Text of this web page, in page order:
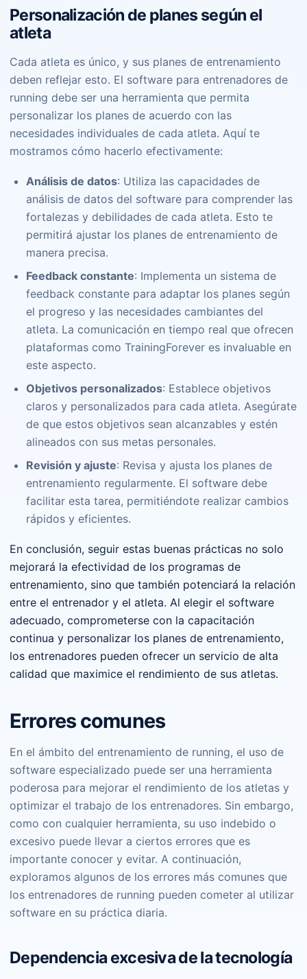
Personalización de planes según el
atleta
Cada atleta es único, y sus planes de entrenamiento
deben reflejar esto. El software para entrenadores de
running debe ser una herramienta que permita
personalizar los planes de acuerdo con las
necesidades individuales de cada atleta. Aquí te
mostramos cómo hacerlo efectivamente:
Análisis de datos: Utiliza las capacidades de
análisis de datos del software para comprender las
fortalezas y debilidades de cada atleta. Esto te
permitirá ajustar los planes de entrenamiento de
manera precisa.
Feedback constante: Implementa un sistema de
feedback constante para adaptar los planes según
el progreso y las necesidades cambiantes del
atleta. La comunicación en tiempo real que ofrecen
plataformas como TrainingForever es invaluable en
este aspecto.
Objetivos personalizados: Establece objetivos
claros y personalizados para cada atleta. Asegúrate
de que estos objetivos sean alcanzables y estén
alineados con sus metas personales.
Revisión y ajuste: Revisa y ajusta los planes de
entrenamiento regularmente. El software debe
facilitar esta tarea, permitiéndote realizar cambios
rápidos y eficientes.
En conclusión, seguir estas buenas prácticas no solo
mejorará la efectividad de los programas de
entrenamiento, sino que también potenciará la relación
entre el entrenador y el atleta. Al elegir el software
adecuado, comprometerse con la capacitación
continua y personalizar los planes de entrenamiento,
los entrenadores pueden ofrecer un servicio de alta
calidad que maximice el rendimiento de sus atletas.
Errores comunes
En el ámbito del entrenamiento de running, el uso de
software especializado puede ser una herramienta
poderosa para mejorar el rendimiento de los atletas y
optimizar el trabajo de los entrenadores. Sin embargo,
como con cualquier herramienta, su uso indebido o
excesivo puede llevar a ciertos errores que es
importante conocer y evitar. A continuación,
exploramos algunos de los errores más comunes que
los entrenadores de running pueden cometer al utilizar
software en su práctica diaria.
Dependencia excesiva de la tecnología